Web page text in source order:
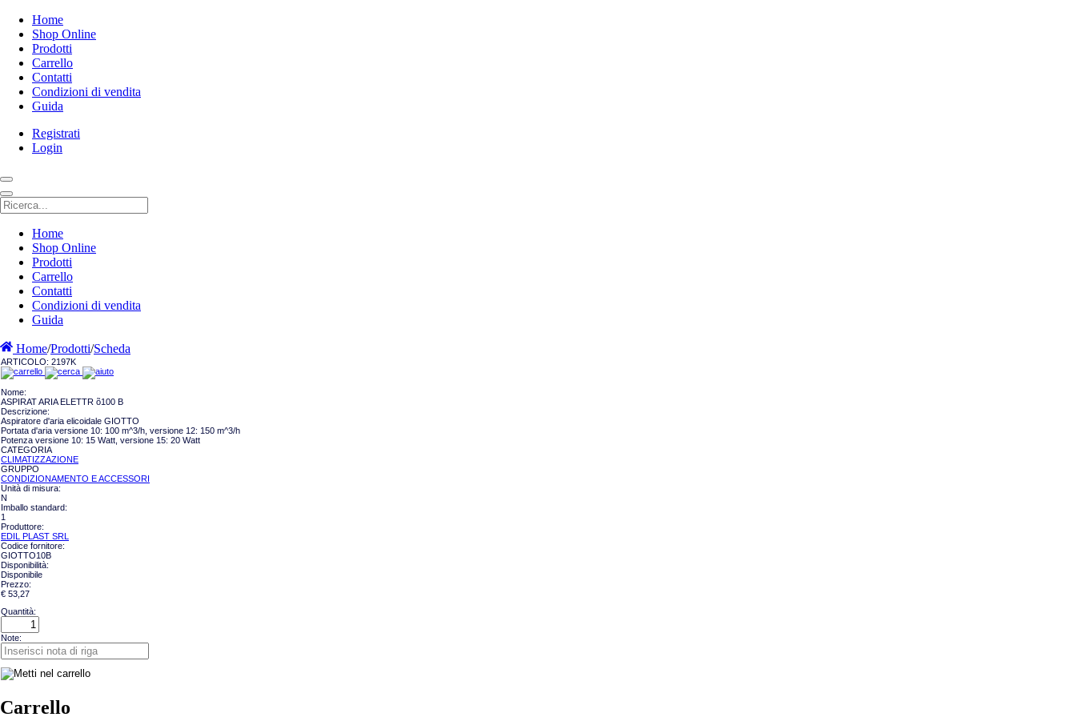
Home
Shop Online
Prodotti
Carrello
Contatti
Condizioni di vendita
Guida
Registrati
Login
Home
Shop Online
Prodotti
Carrello
Contatti
Condizioni di vendita
Guida
Home/Prodotti/Scheda
ARTICOLO: 2197K
Nome:
ASPIRAT ARIA ELETTR õ100 B
Descrizione:
Aspiratore d'aria elicoidale GIOTTO
Portata d'aria versione 10: 100 m^3/h, versione 12: 150 m^3/h
Potenza versione 10: 15 Watt, versione 15: 20 Watt
CATEGORIA
CLIMATIZZAZIONE
GRUPPO
CONDIZIONAMENTO E ACCESSORI
Unità di misura:
N
Imballo standard:
1
Produttore:
EDIL PLAST SRL
Codice fornitore:
GIOTTO10B
Disponibilità:
Disponibile
Prezzo:
€ 53,27
Quantità:
Note:
Carrello